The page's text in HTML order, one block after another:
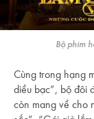
Bộ phim
Cùng trong hạng
diều bạc”, bộ đôi
còn mang về cho